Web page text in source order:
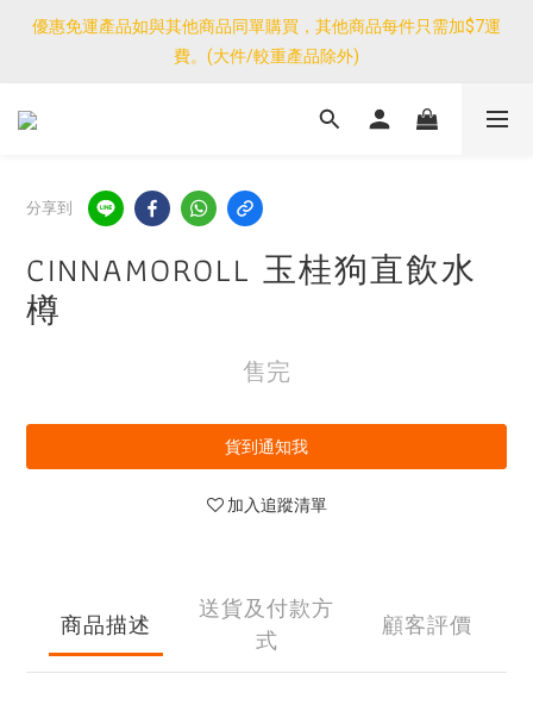
優惠免運產品如與其他商品同單購買，其他商品每件只需加$7運
費。(大件/較重產品除外)
優惠免運產品如與其他商品同單購買，其他商品每件只需加$7運
費。(大件/較重產品除外)
<公告>感謝支持！我們團隊由30/7~12/8外訪搜羅新產品，期間網
優惠免運產品如與其他商品同單購買，其他商品每件只需加$7運
費。(大件/較重產品除外)
分享到
CINNAMOROLL 玉桂狗直飲水
樽
售完
貨到通知我
加入追蹤清單
商品描述
送貨及付款方
式
顧客評價